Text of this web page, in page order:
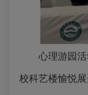
心理游园活
校科艺楼愉悦